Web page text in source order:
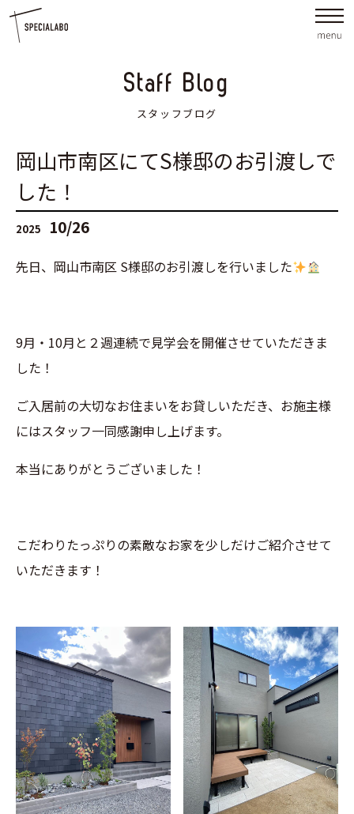
Staff Blog
スタッフブログ
岡山市南区にてS様邸のお引渡しで
した！
2025 10/26
先日、岡山市南区 S様邸のお引渡しを行いました
9月・10月と２週連続で見学会を開催させていただきま
した！
ご入居前の大切なお住まいをお貸しいただき、お施主様
にはスタッフ一同感謝申し上げます。
本当にありがとうございました！
こだわりたっぷりの素敵なお家を少しだけご紹介させて
いただきます！